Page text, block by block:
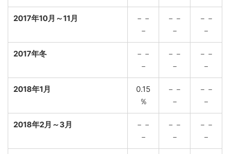
2017年10月～11月
－－
－
－－
－
－－
－
2017年冬
－－
－
－－
－
－－
－
2018年1月
0.15
％
－－
－
－－
－
2018年2月～3月
－－
－
－－
－
－－
－